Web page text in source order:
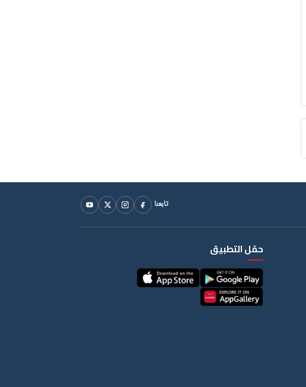
تابعنا
حمّل التطبيق